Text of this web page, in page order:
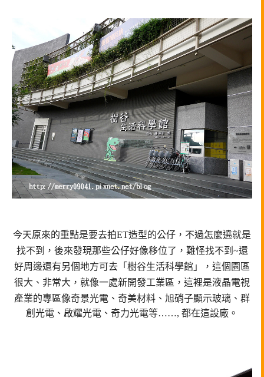
今天原來的重點是要去拍ET造型的公仔，不過怎麼遶就是
找不到， 後來發現那些公仔好像移位了，難怪找不到~還
好周邊還有另個地方可去「樹谷生活科學館」， 這個園區
很大、非常大，就像一處新開發工業區， 這裡是液晶電視
產業的專區像奇景光電、奇美材料、旭硝子顯示玻璃、 群
創光電、啟耀光電、奇力光電等……, 都在這設廠。